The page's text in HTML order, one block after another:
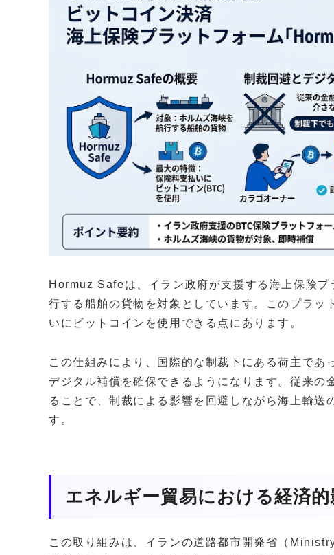
Hormuz Safeは、イラン政府が支援する海上保険
行する船舶の貨物を対象としています。このプラッ
いにビットコインを使用できる点にあります。
この仕組みにより、国際的な制裁下にある荷主であ
デジタル補償を確保できるようになります。従来の
ることで、制裁による影響を回避しながら海上輸送
す。
エネルギー貿易における経済的
この取り組みは、イランの道路都市開発省（